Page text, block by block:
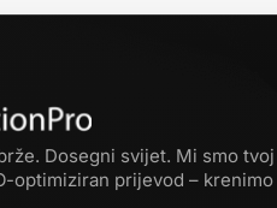
Dosegni svijet. Mi smo tvoj
optimiziran prijevod – krenimo